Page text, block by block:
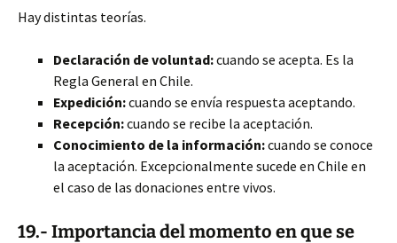
Hay distintas teorías.
Declaración de voluntad:cuando se acepta. Es la
Regla General en Chile.
Expedición:cuando se envía respuesta aceptando.
Recepción:cuando se recibe la aceptación.
Conocimiento de la información:cuando se conoce
la aceptación. Excepcionalmente sucede en Chile en
el caso de las donaciones entre vivos.
19.- Importancia del momento en que se